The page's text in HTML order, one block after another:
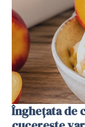
Înghețata de